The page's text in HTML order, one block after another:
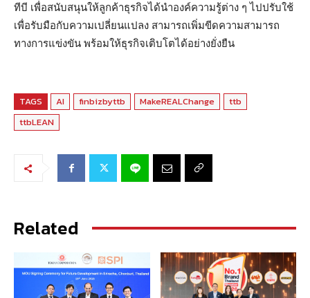
ทีบี เพื่อสนับสนุนให้ลูกค้าธุรกิจได้นำองค์ความรู้ต่าง ๆ ไปปรับใช้
เพื่อรับมือกับความเปลี่ยนแปลง สามารถเพิ่มขีดความสามารถ
ทางการแข่งขัน พร้อมให้ธุรกิจเติบโตได้อย่างยั่งยืน
TAGS AI finbizbyttb MakeREALChange
ttb
ttbLEAN
Related